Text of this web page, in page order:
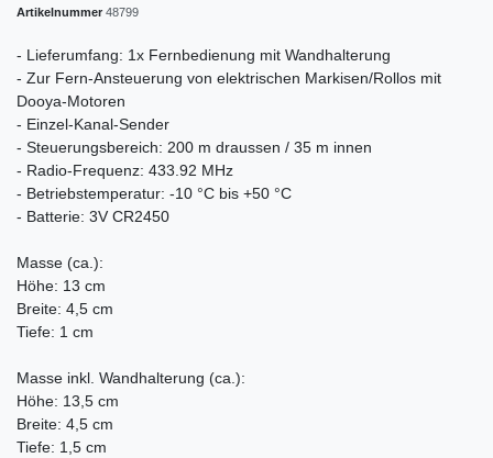
Artikelnummer 48799
- Lieferumfang: 1x Fernbedienung mit Wandhalterung
- Zur Fern-Ansteuerung von elektrischen Markisen/Rollos mit
Dooya-Motoren
- Einzel-Kanal-Sender
- Steuerungsbereich: 200 m draussen / 35 m innen
- Radio-Frequenz: 433.92 MHz
- Betriebstemperatur: -10 °C bis +50 °C
- Batterie: 3V CR2450
Masse (ca.):
Höhe: 13 cm
Breite: 4,5 cm
Tiefe: 1 cm
Masse inkl. Wandhalterung (ca.):
Höhe: 13,5 cm
Breite: 4,5 cm
Tiefe: 1,5 cm